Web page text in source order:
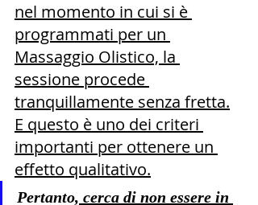
nel momento in cui si è
programmati per un
Massaggio Olistico, la
sessione procede
tranquillamente senza fretta.
E questo è uno dei criteri
importanti per ottenere un
effetto qualitativo.
Pertanto, cerca di non essere in